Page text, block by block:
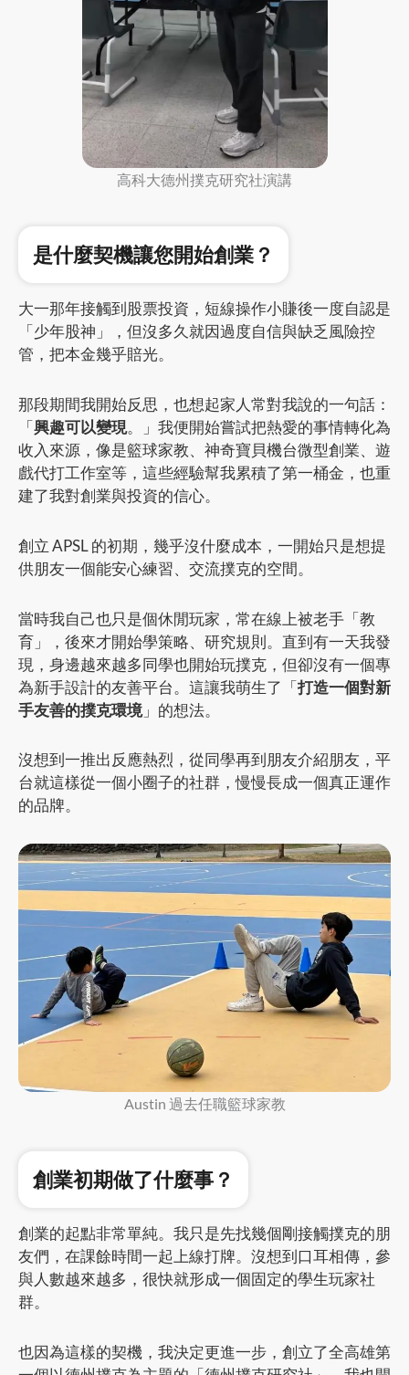
高科大德州撲克研究社演講
是什麼契機讓您開始創業？
大一那年接觸到股票投資，短線操作小賺後一度自認是
「少年股神」，但沒多久就因過度自信與缺乏風險控
管，把本金幾乎賠光。
那段期間我開始反思，也想起家人常對我說的一句話：
「興趣可以變現。」我便開始嘗試把熱愛的事情轉化為
收入來源，像是籃球家教、神奇寶貝機台微型創業、遊
戲代打工作室等，這些經驗幫我累積了第一桶金，也重
建了我對創業與投資的信心。
創立 APSL 的初期，幾乎沒什麼成本，一開始只是想提
供朋友一個能安心練習、交流撲克的空間。
當時我自己也只是個休閒玩家，常在線上被老手「教
育」，後來才開始學策略、研究規則。直到有一天我發
現，身邊越來越多同學也開始玩撲克，但卻沒有一個專
為新手設計的友善平台。這讓我萌生了「打造一個對新
手友善的撲克環境」的想法。
沒想到一推出反應熱烈，從同學再到朋友介紹朋友，平
台就這樣從一個小圈子的社群，慢慢長成一個真正運作
的品牌。
Austin 過去任職籃球家教
創業初期做了什麼事？
創業的起點非常單純。我只是先找幾個剛接觸撲克的朋
友們，在課餘時間一起上線打牌。沒想到口耳相傳，參
與人數越來越多，很快就形成一個固定的學生玩家社
群。
也因為這樣的契機，我決定更進一步，創立了全高雄第